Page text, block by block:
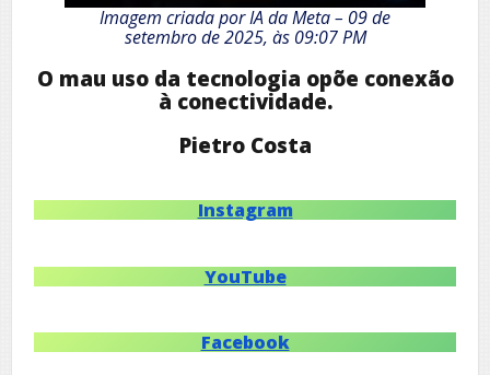
Imagem criada por IA da Meta – 09 de
setembro de 2025, às 09:07 PM
O mau uso da tecnologia opõe conexão
à conectividade.
Pietro Costa
Instagram
YouTube
Facebook